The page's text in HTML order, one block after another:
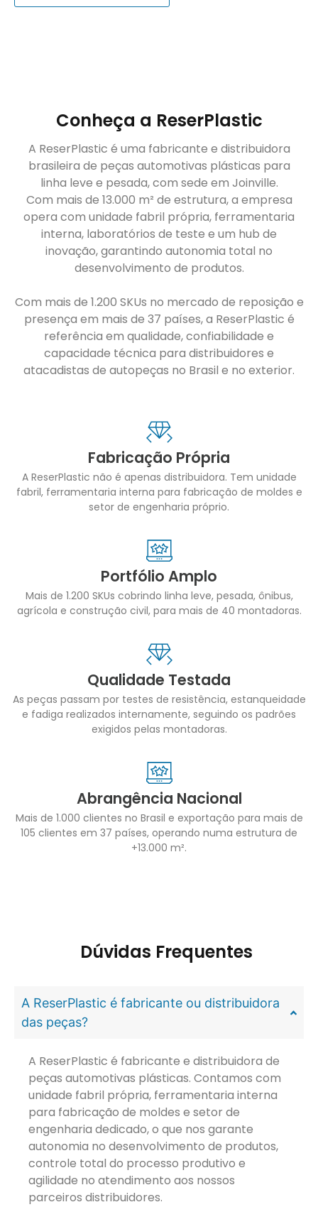
Conheça a ReserPlastic
A ReserPlastic é uma fabricante e distribuidora
brasileira de peças automotivas plásticas para
linha leve e pesada, com sede em Joinville.
Com mais de 13.000 m² de estrutura, a empresa
opera com unidade fabril própria, ferramentaria
interna, laboratórios de teste e um hub de
inovação, garantindo autonomia total no
desenvolvimento de produtos.
Com mais de 1.200 SKUs no mercado de reposição e
presença em mais de 37 países, a ReserPlastic é
referência em qualidade, confiabilidade e
capacidade técnica para distribuidores e
atacadistas de autopeças no Brasil e no exterior.
Fabricação Própria
A ReserPlastic não é apenas distribuidora. Tem unidade
fabril, ferramentaria interna para fabricação de moldes e
setor de engenharia próprio.
Portfólio Amplo
Mais de 1.200 SKUs cobrindo linha leve, pesada, ônibus,
agrícola e construção civil, para mais de 40 montadoras.
Qualidade Testada
As peças passam por testes de resistência, estanqueidade
e fadiga realizados internamente, seguindo os padrões
exigidos pelas montadoras.
Abrangência Nacional
Mais de 1.000 clientes no Brasil e exportação para mais de
105 clientes em 37 países, operando numa estrutura de
+13.000 m².
Dúvidas Frequentes
A ReserPlastic é fabricante ou distribuidora
das peças?
A ReserPlastic é fabricante e distribuidora de
peças automotivas plásticas. Contamos com
unidade fabril própria, ferramentaria interna
para fabricação de moldes e setor de
engenharia dedicado, o que nos garante
autonomia no desenvolvimento de produtos,
controle total do processo produtivo e
agilidade no atendimento aos nossos
parceiros distribuidores.